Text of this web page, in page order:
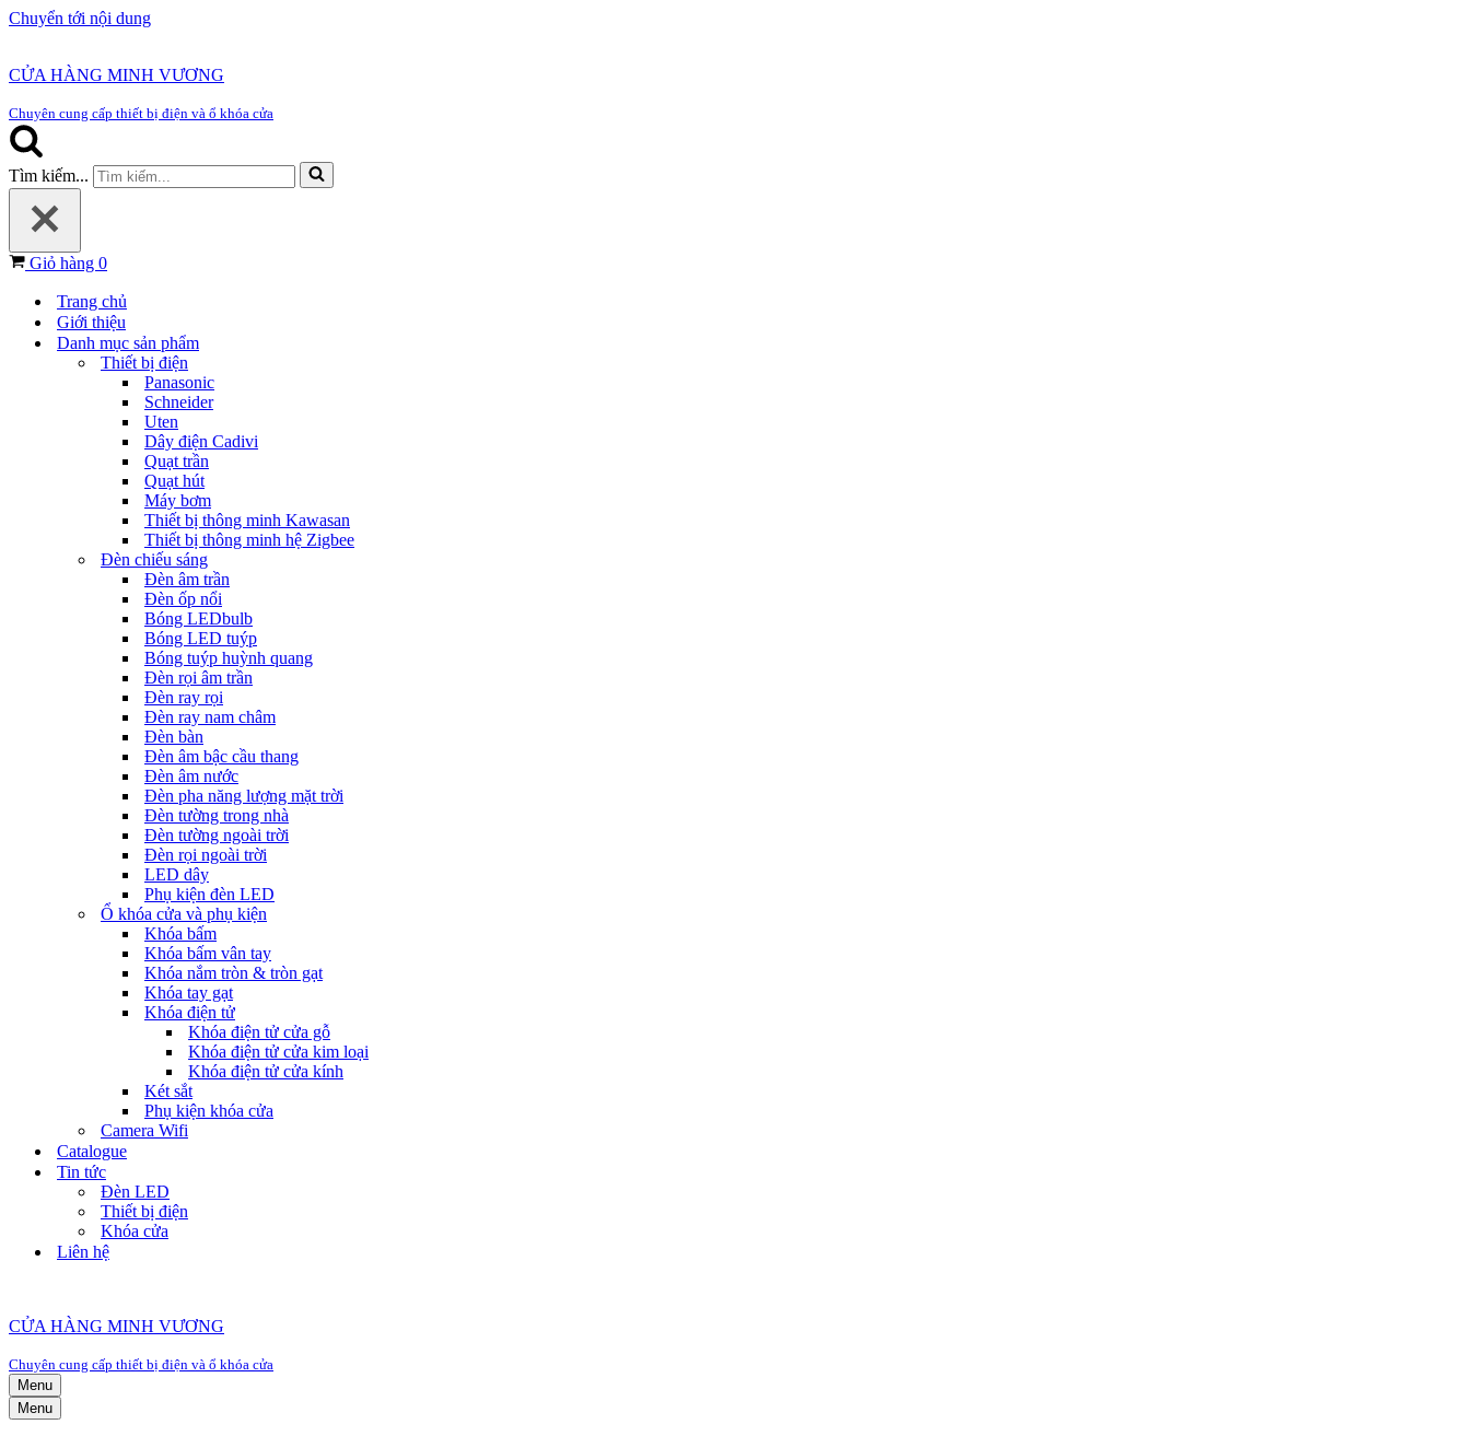
Chuyển tới nội dung
CỬA HÀNG MINH VƯƠNG
Chuyên cung cấp thiết bị điện và ổ khóa cửa
Tìm kiếm...
Giỏ hàng 0
Trang chủ
Giới thiệu
Danh mục sản phẩm
Thiết bị điện
Panasonic
Schneider
Uten
Dây điện Cadivi
Quạt trần
Quạt hút
Máy bơm
Thiết bị thông minh Kawasan
Thiết bị thông minh hệ Zigbee
Đèn chiếu sáng
Đèn âm trần
Đèn ốp nổi
Bóng LEDbulb
Bóng LED tuýp
Bóng tuýp huỳnh quang
Đèn rọi âm trần
Đèn ray rọi
Đèn ray nam châm
Đèn bàn
Đèn âm bậc cầu thang
Đèn âm nước
Đèn pha năng lượng mặt trời
Đèn tường trong nhà
Đèn tường ngoài trời
Đèn rọi ngoài trời
LED dây
Phụ kiện đèn LED
Ổ khóa cửa và phụ kiện
Khóa bấm
Khóa bấm vân tay
Khóa nắm tròn & tròn gạt
Khóa tay gạt
Khóa điện tử
Khóa điện tử cửa gỗ
Khóa điện tử cửa kim loại
Khóa điện tử cửa kính
Két sắt
Phụ kiện khóa cửa
Camera Wifi
Catalogue
Tin tức
Đèn LED
Thiết bị điện
Khóa cửa
Liên hệ
CỬA HÀNG MINH VƯƠNG
Chuyên cung cấp thiết bị điện và ổ khóa cửa
Menu
Menu